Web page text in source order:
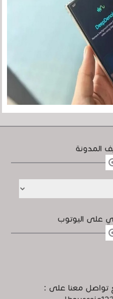
المدونة
على اليوتوب
تواصل معنا على :